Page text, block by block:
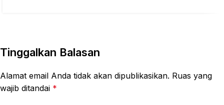
Tinggalkan Balasan
Alamat email Anda tidak akan dipublikasikan. Ruas yang
wajib ditandai *